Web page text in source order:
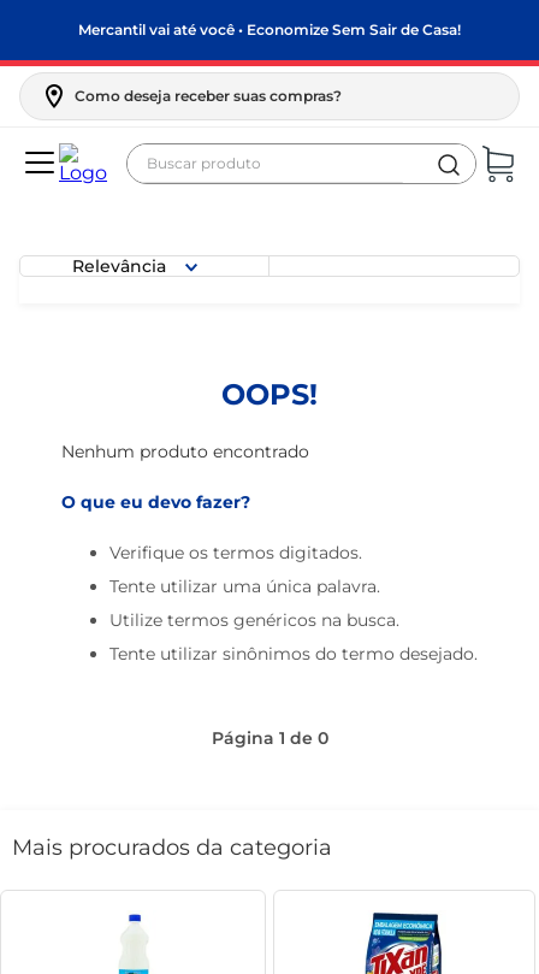
Mercantil vai até você • Economize Sem Sair de Casa!
Como deseja receber suas compras?
Buscar produto
Relevância
OOPS!
Nenhum produto encontrado
O que eu devo fazer?
Verifique os termos digitados.
Tente utilizar uma única palavra.
Utilize termos genéricos na busca.
Tente utilizar sinônimos do termo desejado.
Página 1 de 0
Mais procurados da categoria
frango
feijão
macarrão